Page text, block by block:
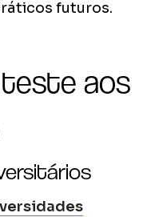
futuros.
aos